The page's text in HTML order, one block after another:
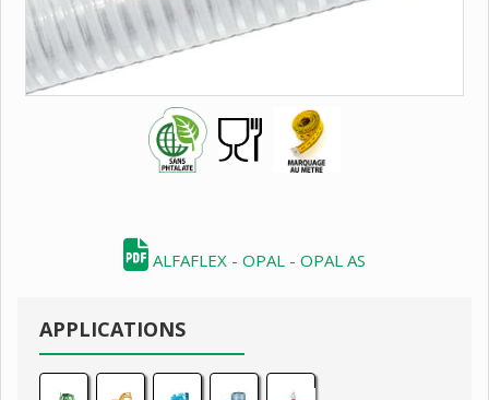
ALFAFLEX - OPAL - OPAL AS
APPLICATIONS